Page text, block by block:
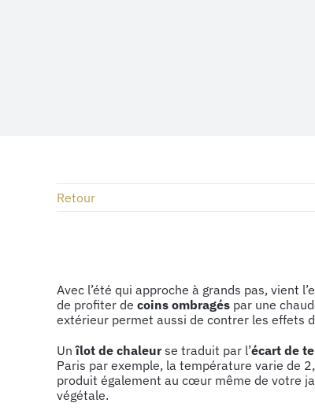
Retour
agrandie
Avec l’été qui approche à grands pas, vient
de profiter de coins ombragés par une
extérieur permet aussi de contrer les effets
Unîlot de chaleurse traduit par l’écart de
Paris par exemple, la température varie de
produit également au cœur même de votre
végétale.